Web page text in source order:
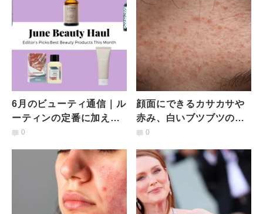
6月のビューティ通信｜ル
ーティンの定番に加えた
い秀逸アイテムたち
0
顔面にできるカサカサや
赤み、白いブツブツの正
体とは？医師が解説
0